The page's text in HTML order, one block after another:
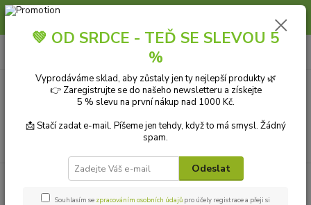
Slunce, koupání a horko dávají vlasům zabrat. Dopřejte jim šetrnou péči s
CZK
ZDRAVÁ VÝŽIVA Čaje
Nobilis Tilia Čaj pro těhotné ženy
💚 OD SRDCE - TEĎ SE SLEVOU 5
%
Vyprodáváme sklad, aby zůstaly jen ty nejlepší produkty 🌿
👉 Zaregistrujte se do našeho newsletteru a získejte
5 % slevu na první nákup nad 1000 Kč.
📩 Stačí zadat e-mail. Píšeme jen tehdy, když to má smysl. Žádný
spam.
Odeslat
Souhlasím se zpracováním osobních údajů pro účely registrace a přeji si